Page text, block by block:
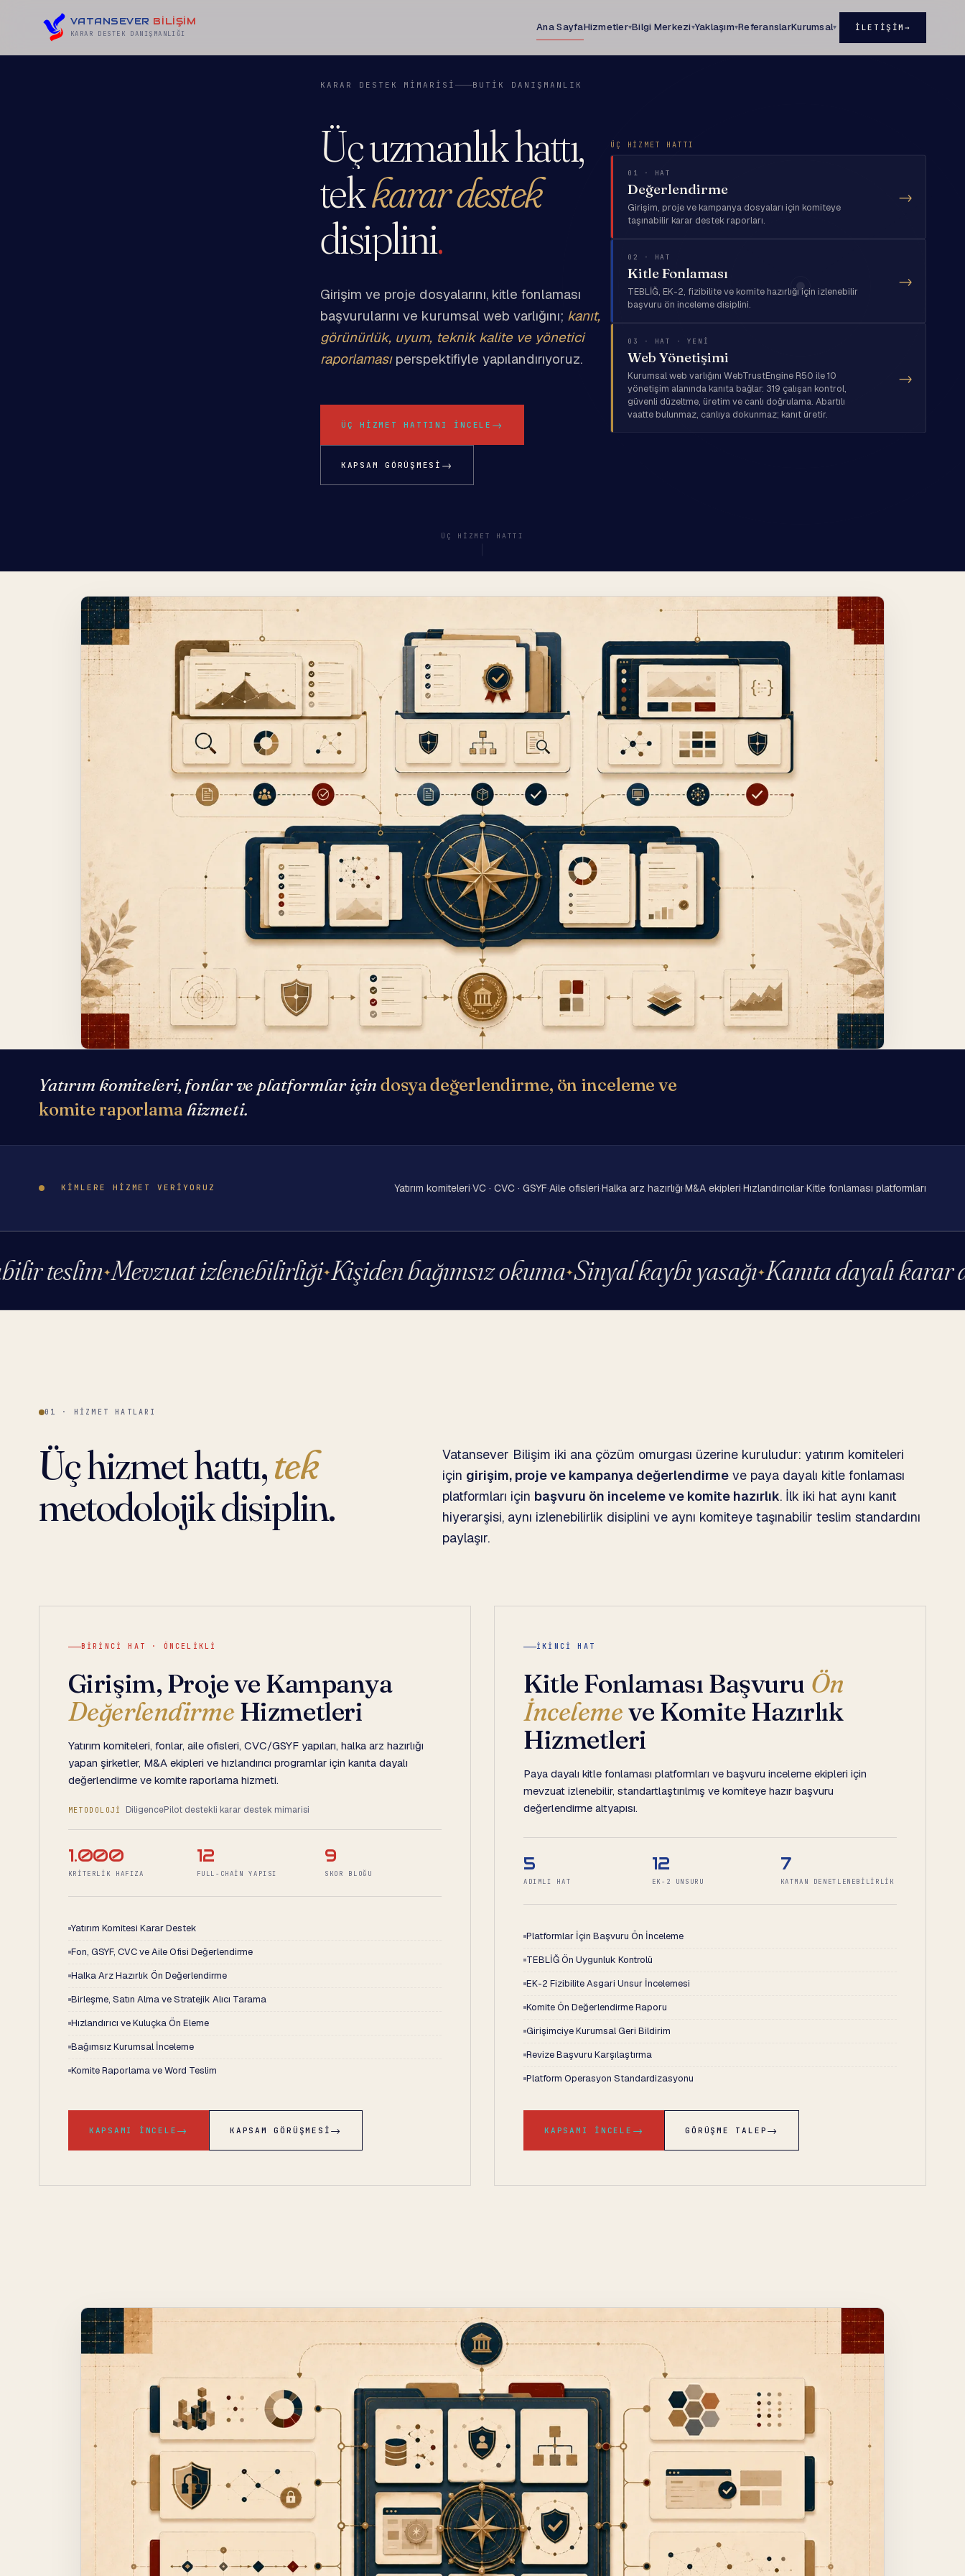
VATANSEVER BİLİŞİM
KARAR DESTEK DANIŞMANLIĞI
Ana SayfaHizmetler▾Bilgi Merkezi▾Yaklaşım▾ReferanslarKurumsal▾ İLETIŞIM →
KARAR DESTEK MİMARİSİ BUTİK DANIŞMANLIK
Üç uzmanlık hattı,
tekkarar destek
disiplini.
Girişim ve proje dosyalarını, kitle fonlaması
başvurularını ve kurumsal web varlığını; kanıt,
görünürlük, uyum, teknik kalite ve yönetici
raporlamasıperspektifiyle yapılandırıyoruz.
ÜÇ HIZMET HATTINI İNCELE →
KAPSAM GÖRÜŞMESI →
ÜÇ HİZMET HATTI
01 · HAT
Değerlendirme
Girişim, proje ve kampanya dosyaları için komiteye
taşınabilir karar destek raporları.
→
02 · HAT
Kitle Fonlaması
TEBLİĞ, EK-2, fizibilite ve komite hazırlığı için izlenebilir
başvuru ön inceleme disiplini.
→
03 · HAT · YENI
Web Yönetişimi
Kurumsal web varlığını WebTrustEngine R50 ile 10
yönetişim alanında kanıta bağlar: 319 çalışan kontrol,
güvenli düzeltme, üretim ve canlı doğrulama. Abartılı
vaatte bulunmaz, canlıya dokunmaz; kanıt üretir.
→
ÜÇ HIZMET HATTI
Yatırım komiteleri, fonlar ve platformlar içindosya değerlendirme, ön inceleme ve
komite raporlama hizmeti.
KIMLERE HIZMET VERIYORUZ Yatırım komiteleri·VC · CVC · GSYF·Aile ofisleri·Halka arz hazırlığı·M&A ekipleri·Hızlandırıcılar·Kitle fonlaması platformları
✦Mevzuat izlenebilirliği✦Kişiden bağımsız okuma✦Sinyal kaybı yasağı✦Kanıta dayalı karar
01 · HIZMET HATLARI
Üç hizmet hattı,tek
metodolojik disiplin.
Vatansever Bilişim iki ana çözüm omurgası üzerine kuruludur: yatırım komiteleri
için girişim, proje ve kampanya değerlendirmeve paya dayalı kitle fonlaması
platformları için başvuru ön inceleme ve komite hazırlık. İlk iki hat aynı kanıt
hiyerarşisi, aynı izlenebilirlik disiplini ve aynı komiteye taşınabilir teslim standardını
paylaşır.
BIRINCI HAT · ÖNCELIKLI
Girişim, Proje ve Kampanya
DeğerlendirmeHizmetleri
Yatırım komiteleri, fonlar, aile ofisleri, CVC/GSYF yapıları, halka arz hazırlığı
yapan şirketler, M&A ekipleri ve hızlandırıcı programlar için kanıta dayalı
değerlendirme ve komite raporlama hizmeti.
METODOLOJİ DiligencePilot destekli karar destek mimarisi
1.000
KRITERLIK HAFIZA
12
FULL-CHAIN YAPISI
9
SKOR BLOĞU
Yatırım Komitesi Karar Destek
Fon, GSYF, CVC ve Aile Ofisi Değerlendirme
Halka Arz Hazırlık Ön Değerlendirme
Birleşme, Satın Alma ve Stratejik Alıcı Tarama
Hızlandırıcı ve Kuluçka Ön Eleme
Bağımsız Kurumsal İnceleme
Komite Raporlama ve Word Teslim
KAPSAMI İNCELE → KAPSAM GÖRÜŞMESI →
İKINCI HAT
Kitle Fonlaması Başvuru Ön
İncelemeve Komite Hazırlık
Hizmetleri
Paya dayalı kitle fonlaması platformları ve başvuru inceleme ekipleri için
mevzuat izlenebilir, standartlaştırılmış ve komiteye hazır başvuru
değerlendirme altyapısı.
5
ADIMLI HAT
12
EK-2 UNSURU
7
KATMAN DENETLENEBILIRLIK
Platformlar İçin Başvuru Ön İnceleme
TEBLİĞ Ön Uygunluk Kontrolü
EK-2 Fizibilite Asgari Unsur İncelemesi
Komite Ön Değerlendirme Raporu
Girişimciye Kurumsal Geri Bildirim
Revize Başvuru Karşılaştırma
Platform Operasyon Standardizasyonu
KAPSAMI İNCELE → GÖRÜŞME TALEP →